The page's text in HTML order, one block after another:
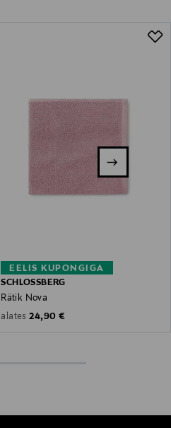
EELIS KUPONGIGA
SCHLOSSBERG
Rätik Nova
alates Original Price
24,90 €